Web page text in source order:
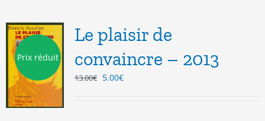
Prix réduit
Le plaisir de
convaincre – 2013
13.00€ Le
5.00€Le